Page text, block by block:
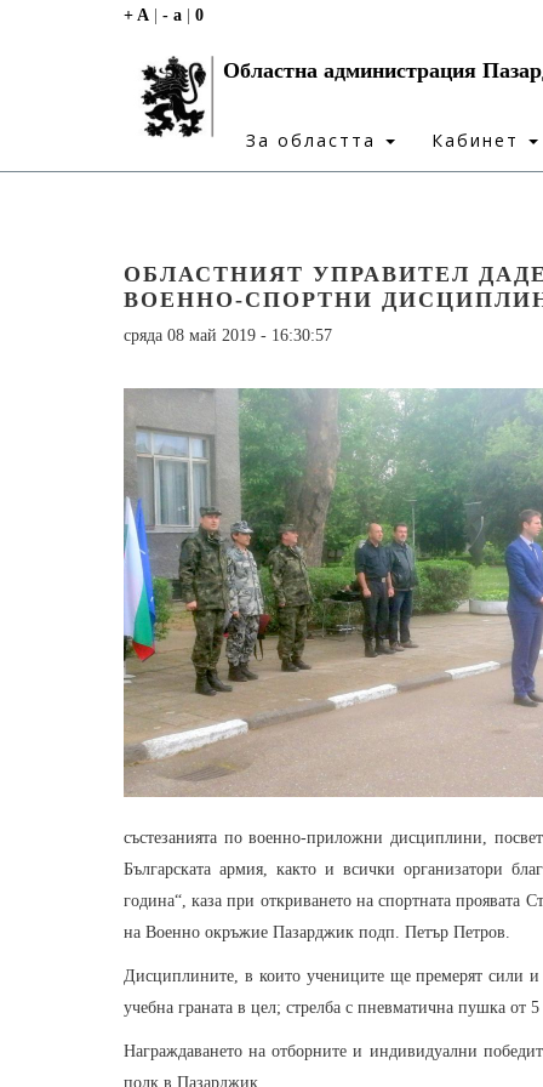
+ A - a 0
Областна администрация
За областта Кабинет
ОБЛАСТНИЯТ УПРАВИТЕЛ
ВОЕННО-СПОРТНИ
сряда 08 май 2019 - 16:30:57
състезанията по военно-приложни дисциплини,
Българската армия, както и всички организатори
година“, каза при откриването на спортната
на Военно окръжие Пазарджик подп. Петър Петров.
Дисциплините, в които учениците ще премерят сили
учебна граната в цел; стрелба с пневматична пушка от 5
Награждаването на отборните и индивидуални
полк в Пазарджик.